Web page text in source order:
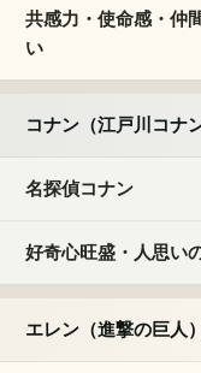
共感力・使命感・仲
い
コナン（江戸川コナン
名探偵コナン
好奇心旺盛・人思い
エレン（進撃の巨人）